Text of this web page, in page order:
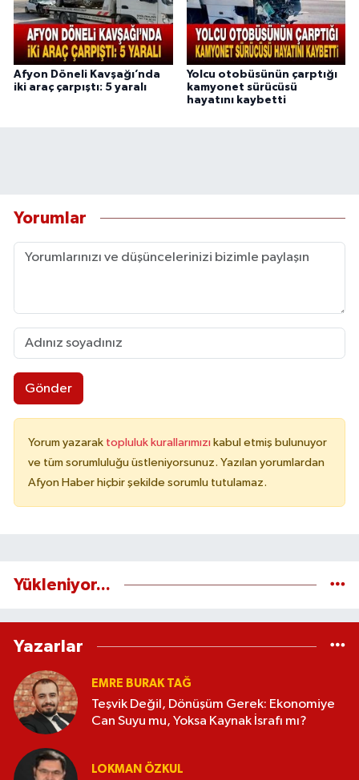
Afyon Döneli Kavşağı’nda
iki araç çarpıştı: 5 yaralı
Yolcu otobüsünün çarptığı
kamyonet sürücüsü
hayatını kaybetti
Yorumlar
Gönder
Yorum yazarak topluluk kurallarımızı kabul etmiş bulunuyor
ve tüm sorumluluğu üstleniyorsunuz. Yazılan yorumlardan
Afyon Haber hiçbir şekilde sorumlu tutulamaz.
Yükleniyor...
Yazarlar
EMRE BURAK TAĞ
Teşvik Değil, Dönüşüm Gerek: Ekonomiye
Can Suyu mu, Yoksa Kaynak İsrafı mı?
LOKMAN ÖZKUL